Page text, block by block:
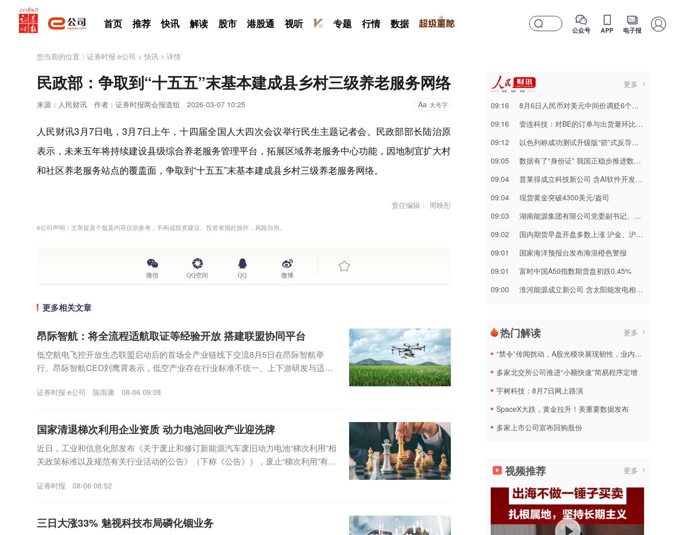
首页 推荐 快讯 解读 股市 港股通 视听 专题 行情 数据 公众号 APP 电子报
您当前的位置： 证券时报·e公司 >快讯 > 详情
民政部：争取到“十五五”末基本建成县乡村三级养老服务网络
来源：人民财讯 作者：证券时报两会报道组 2026-03-07 10:25 Aa 大号字
人民财讯3月7日电，3月7日上午，十四届全国人大四次会议举行民生主题记者会。民政部部长陆治原
表示，未来五年将持续建设县级综合养老服务管理平台，拓展区域养老服务中心功能，因地制宜扩大村
和社区养老服务站点的覆盖面，争取到“十五五”末基本建成县乡村三级养老服务网络。
责任编辑： 周映彤
e公司声明：文章提及个股及内容仅供参考，不构成投资建议。投资者据此操作，风险自担。
微信 QQ空间 QQ 微博
更多相关文章
昂际智航：将全流程适航取证等经验开放 搭建联盟协同平台
低空航电飞控开放生态联盟启动后的首场全产业链线下交流8月5日在昂际智航举
行。昂际智航CEO刘鹰霄表示，低空产业存在行业标准不统一、上下游研发与适航
证券时报·e公司 陈雨康 08-06 09:08
国家清退梯次利用企业资质 动力电池回收产业迎洗牌
近日，工业和信息化部发布《关于废止和修订新能源汽车废旧动力电池“梯次利用”相
关政策标准以及规范有关行业活动的公告》（下称《公告》），废止“梯次利用”有关
证券时报 08-06 08:52
三日大涨33% 魅视科技布局磷化铟业务
更多
09:16
8月6日人民币对美元中间价调贬6个基点
09:16
壹连科技：对BE的订单与出货量环比持续增长
09:12
以色列称成功测试升级版“箭”式反导系统
09:05
数据有了“身份证” 我国正稳步推进数据产权登记
09:04
普莱得成立科技新公司 含AI软件开发业务
09:04
​现货黄金突破4300美元/盎司
09:03
湖南能源集团有限公司党委副书记、副董事长、总经理胡瑞连接受纪律审查和监察调查
09:02
​国内期货早盘开盘多数上涨 沪金、沪银涨超4%
09:01
国家海洋预报台发布海浪橙色警报
09:01
富时中国A50指数期货盘初跌0.45%
09:00
淮河能源成立新公司 含太阳能发电相关业务
热门解读 更多
“禁令”传闻扰动，A股光模块展现韧性，业内人士：预计落地难度大
多家北交所公司推进“小额快速”简易程序定增
宇树科技：8月7日网上路演
SpaceX大跌，黄金拉升！美重要数据发布
多家上市公司宣布回购股份
视频推荐 更多